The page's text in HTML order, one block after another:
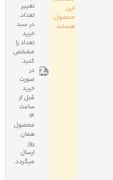
این
محصول
هستند.
تغییر
تعداد،
در سبد
خرید
تعداد را
مشخص
کنید.
در
صورت
خرید
قبل از
ساعت
14
محصول
همان
روز
ارسال
میگردد.